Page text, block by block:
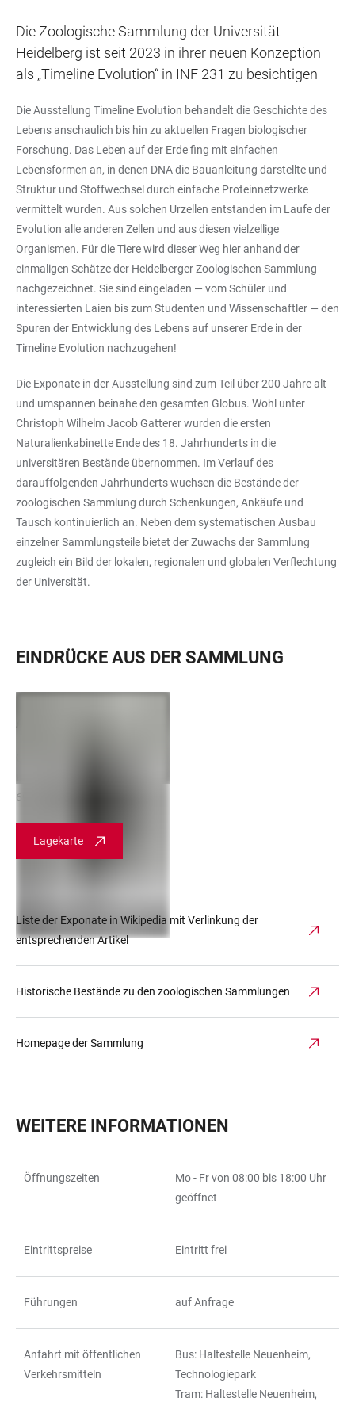
Die Zoologische Sammlung der Universität
Heidelberg ist seit 2023 in ihrer neuen Konzeption
als „Timeline Evolution“ in INF 231 zu besichtigen
Die Ausstellung Timeline Evolution behandelt die Geschichte des
Lebens anschaulich bis hin zu aktuellen Fragen biologischer
Forschung. Das Leben auf der Erde fing mit einfachen
Lebensformen an, in denen DNA die Bauanleitung darstellte und
Struktur und Stoffwechsel durch einfache Proteinnetzwerke
vermittelt wurden. Aus solchen Urzellen entstanden im Laufe der
Evolution alle anderen Zellen und aus diesen vielzellige
Organismen. Für die Tiere wird dieser Weg hier anhand der
einmaligen Schätze der Heidelberger Zoologischen Sammlung
nachgezeichnet. Sie sind eingeladen — vom Schüler und
interessierten Laien bis zum Studenten und Wissenschaftler — den
Spuren der Entwicklung des Lebens auf unserer Erde in der
Timeline Evolution nachzugehen!
Die Exponate in der Ausstellung sind zum Teil über 200 Jahre alt
und umspannen beinahe den gesamten Globus. Wohl unter
Christoph Wilhelm Jacob Gatterer wurden die ersten
Naturalienkabinette Ende des 18. Jahrhunderts in die
universitären Bestände übernommen. Im Verlauf des
darauffolgenden Jahrhunderts wuchsen die Bestände der
zoologischen Sammlung durch Schenkungen, Ankäufe und
Tausch kontinuierlich an. Neben dem systematischen Ausbau
einzelner Sammlungsteile bietet der Zuwachs der Sammlung
zugleich ein Bild der lokalen, regionalen und globalen Verflechtung
der Universität.
EINDRÜCKE AUS DER SAMMLUNG
69120 Heidelberg
Lagekarte
Liste der Exponate in Wikipedia mit Verlinkung der
entsprechenden Artikel
Historische Bestände zu den zoologischen Sammlungen
Homepage der Sammlung
WEITERE INFORMATIONEN
Öffnungszeiten
Mo - Fr von 08:00 bis 18:00 Uhr
geöffnet
Eintrittspreise Eintritt frei
Führungen auf Anfrage
Anfahrt mit öffentlichen
Verkehrsmitteln
Bus: Haltestelle Neuenheim,
Technologiepark
Tram: Haltestelle Neuenheim,